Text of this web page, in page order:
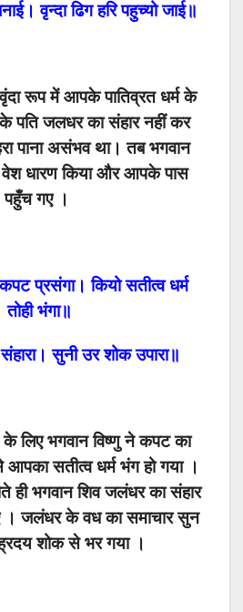
वृन्दा ढिग हरि पहुच्यो जाई॥
रूप में आपके पातिव्रत धर्म के
पति जलधर का संहार नहीं कर
पाना असंभव था। तब भगवान
धारण किया और आपके पास
पहुँच गए ।
प्रसंगा। कियो सतीत्व धर्म
तोही भंगा॥
सुनी उर शोक उपारा॥
लिए भगवान विष्णु ने कपट का
आपका सतीत्व धर्म भंग हो गया ।
ही भगवान शिव जलंधर का संहार
जलंधर के वध का समाचार सुन
शोक से भर गया ।